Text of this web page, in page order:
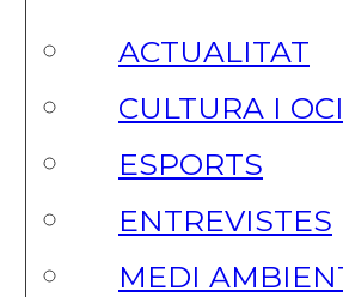
ACTUALITAT
CULTURA I OCI
ESPORTS
ENTREVISTES
MEDI